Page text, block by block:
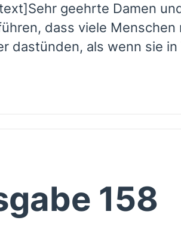
geehrte Damen
dass viele
dastünden, als wenn sie in
158